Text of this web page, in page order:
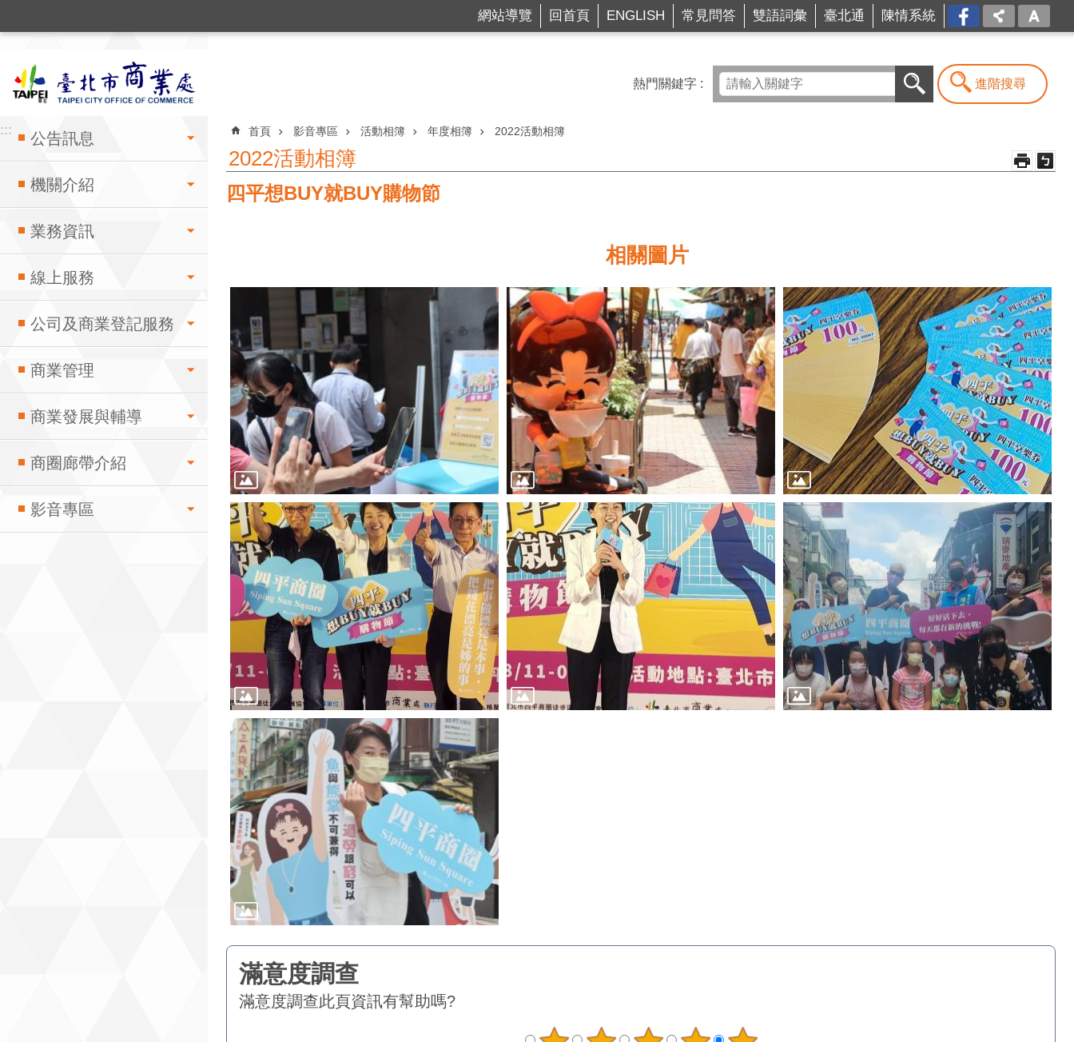
網站導覽 回首頁 ENGLISH 常見問答 雙語詞彙 臺北通 陳情系統 FB
::: 公告訊息
機關介紹
業務資訊
線上服務
公司及商業登記服務
商業管理
商業發展與輔導
商圈廊帶介紹
影音專區
熱門關鍵字 進階搜尋
:::
首頁 影音專區 活動相簿 年度相簿 2022活動相簿
2022活動相簿
四平想BUY就BUY購物節
相關圖片
滿意度調查此頁資訊有幫助嗎?